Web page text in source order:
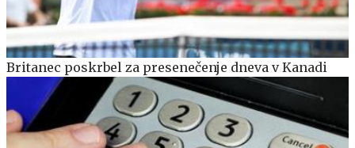
Britanec poskrbel za presenečenje dneva v Kanadi